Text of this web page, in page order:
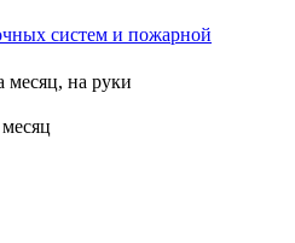
систем и пожарной
месяц, на руки